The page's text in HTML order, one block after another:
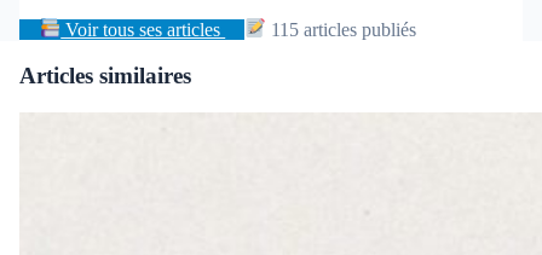
Voir tous ses articles 115 articles publiés
Articles similaires